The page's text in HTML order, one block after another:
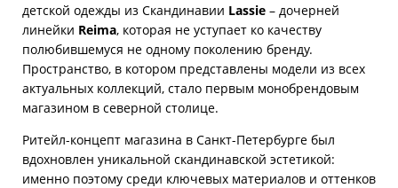
детской одежды из Скандинавии Lassie – дочерней
линейки Reima, которая не уступает ко качеству
полюбившемуся не одному поколению бренду.
Пространство, в котором представлены модели из всех
актуальных коллекций, стало первым монобрендовым
магазином в северной столице.
Ритейл-концепт магазина в Санкт-Петербурге был
вдохновлен уникальной скандинавской эстетикой:
именно поэтому среди ключевых материалов и оттенков